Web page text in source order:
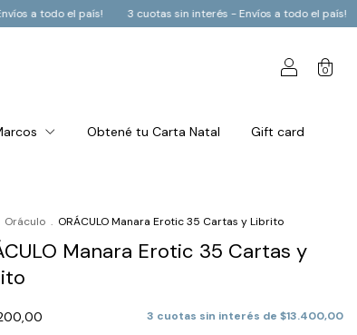
todo el país! 3 cuotas sin interés - Envíos a todo el país! 3
0
Obtené tu Carta Natal
Gift card
Oráculo . ORÁCULO Manara Erotic 35 Cartas y Librito
Manara Erotic 35 Cartas y
3 cuotas sin interés de $13.400,00